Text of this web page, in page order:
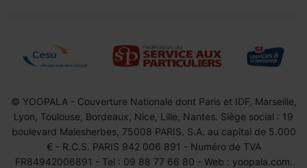
© YOOPALA - Couverture Nationale dont Paris et IDF, Marseille,
Lyon, Toulouse, Bordeaux, Nice, Lille, Nantes. Siège social : 19
boulevard Malesherbes, 75008 PARIS. S.A. au capital de 5.000
€ - R.C.S. PARIS 942 006 891 - Numéro de TVA
FR84942006891 - Tel : 09 88 77 66 80 - Web : yoopala.com.